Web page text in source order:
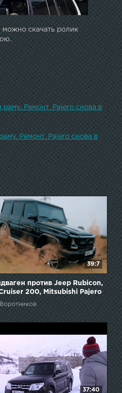
можно скачать ролик
Ремонт. Pajero снова в
Ремонт. Pajero снова в
39:7
против Jeep Rubicon,
200, Mitsubishi Pajero
Anton Avtoman.
37:40